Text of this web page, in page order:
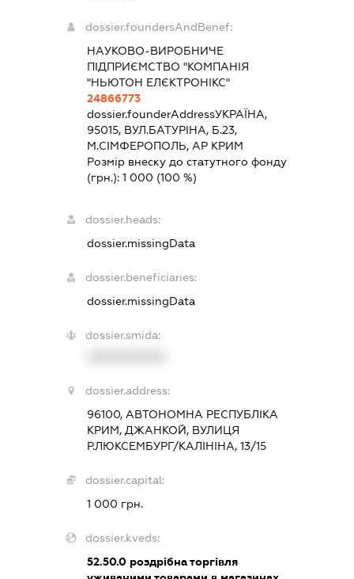
dossier.foundersAndBenef:
НАУКОВО-ВИРОБНИЧЕ
ПІДПРИЄМСТВО "КОМПАНІЯ
"НЬЮТОН ЕЛЄКТРОНІКС"
24866773
dossier.founderAddressУКРАЇНА,
95015, ВУЛ.БАТУРІНА, Б.23,
М.СІМФЕРОПОЛЬ, АР КРИМ
Розмір внеску до статутного фонду
(грн.): 1 000 (100 %)
dossier.heads:
dossier.missingData
dossier.beneficiaries:
dossier.missingData
dossier.smida:
dossier.address:
96100, АВТОНОМНА РЕСПУБЛІКА
КРИМ, ДЖАНКОЙ, ВУЛИЦЯ
Р.ЛЮКСЕМБУРГ/КАЛІНІНА, 13/15
dossier.capital:
1 000 грн.
dossier.kveds:
52.50.0роздрібна торгівля